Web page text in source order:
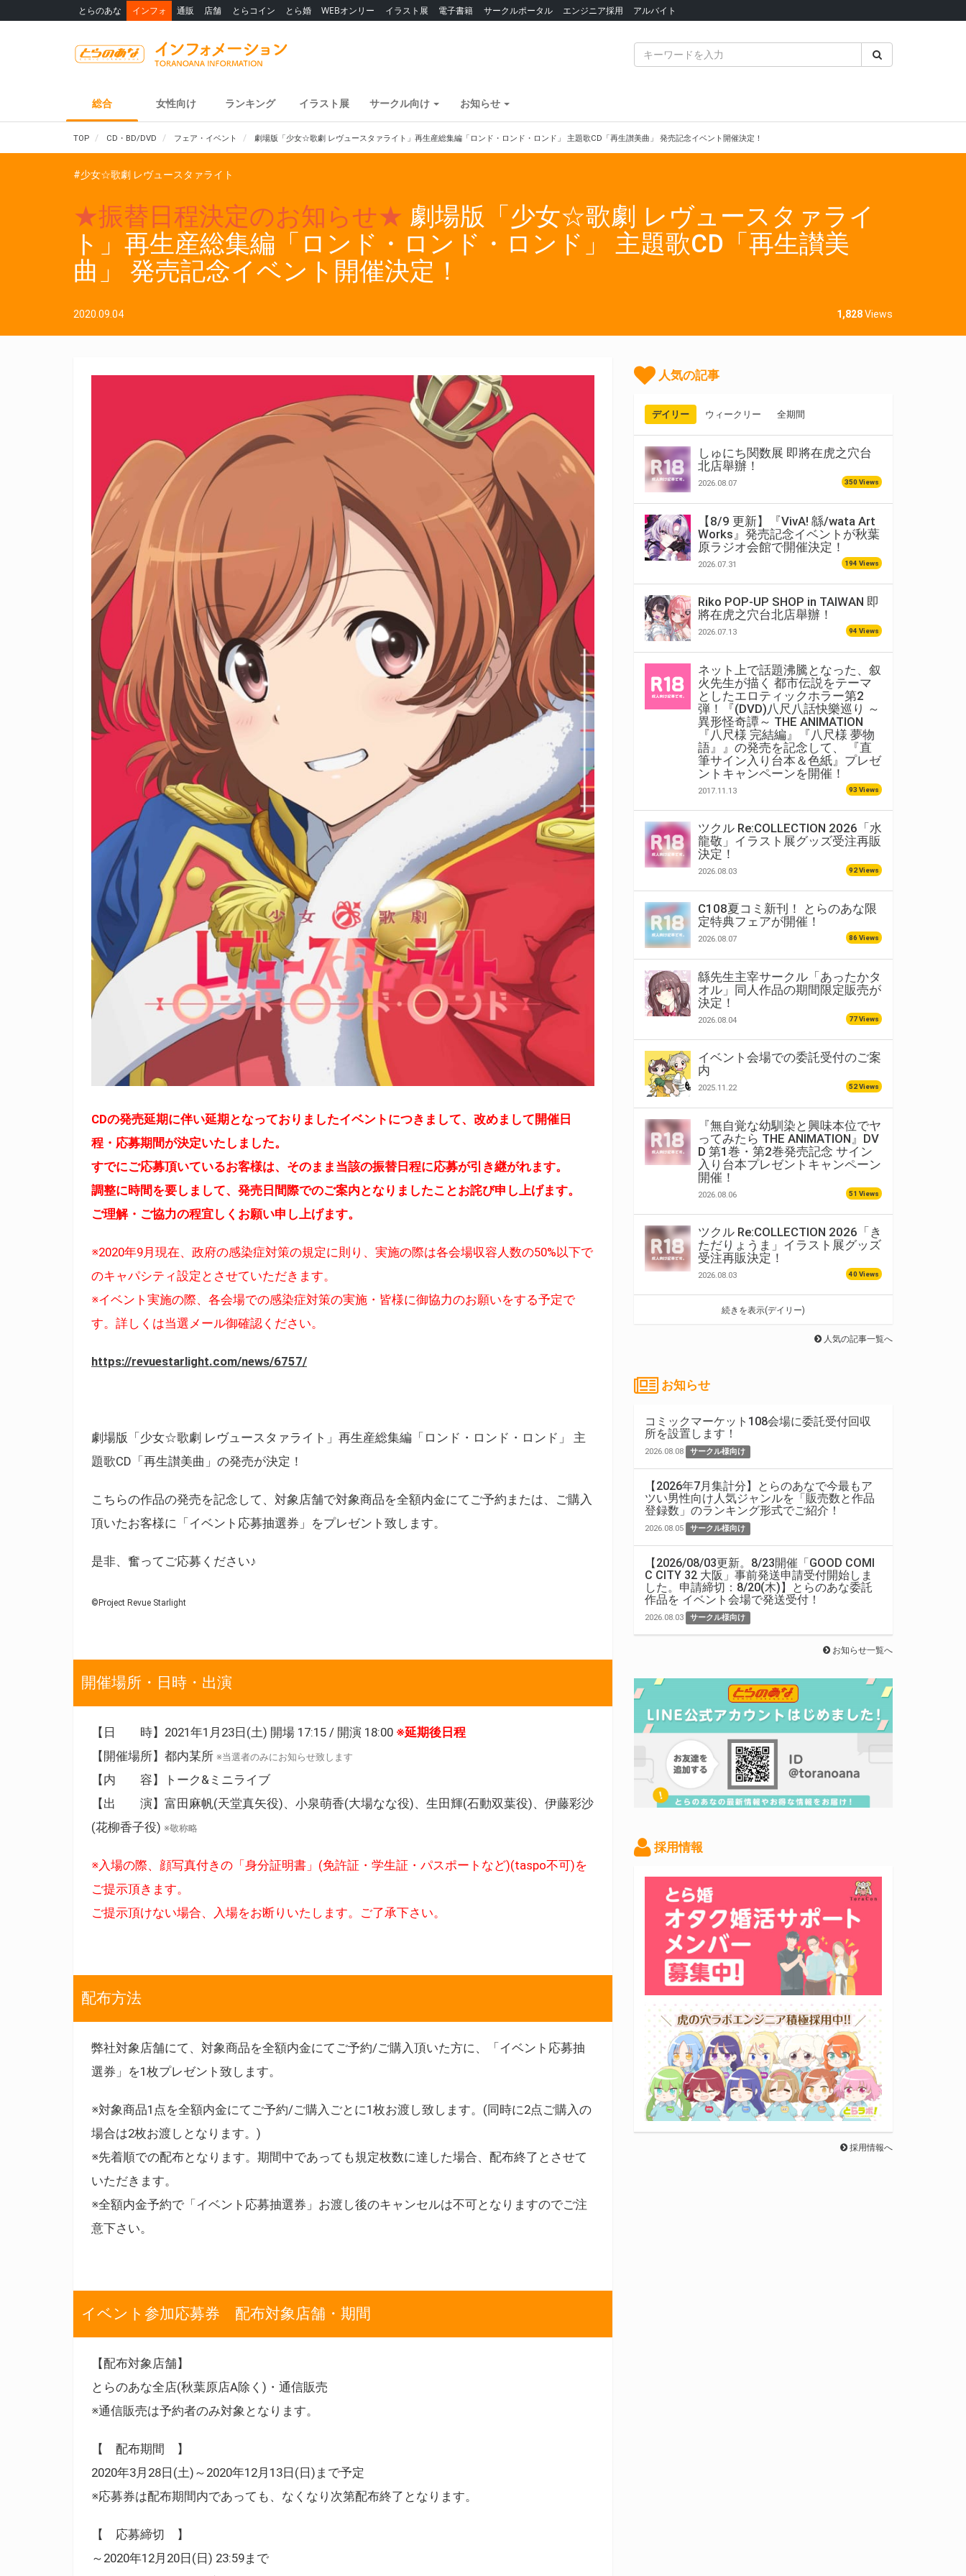
とらのあな インフォ 通販 店舗 とらコイン とら婚 WEBオンリー イラスト展 電子書籍 サークルポータル エンジニア採用 アルバイト
総合 女性向け ランキング イラスト展 サークル向け お知らせ
TOP CD・BD/DVD フェア・イベント 劇場版「少女☆歌劇 レヴュースタァライト」再生産総集編「ロンド・ロンド・ロンド」 主題歌CD「再生讃美曲」 発売記念イベント開催決定！
#少女☆歌劇 レヴュースタァライト
★振替日程決定のお知らせ★ 劇場版「少女☆歌劇 レヴュースタァライ
ト」再生産総集編「ロンド・ロンド・ロンド」 主題歌CD「再生讃美
曲」 発売記念イベント開催決定！
2020.09.04 1,828Views
CDの発売延期に伴い延期となっておりましたイベントにつきまして、改めまして開催日
程・応募期間が決定いたしました。
すでにご応募頂いているお客様は、そのまま当該の振替日程に応募が引き継がれます。
調整に時間を要しまして、発売日間際でのご案内となりましたことお詫び申し上げます。
ご理解・ご協力の程宜しくお願い申し上げます。
※2020年9月現在、政府の感染症対策の規定に則り、実施の際は各会場収容人数の50%以下で
のキャパシティ設定とさせていただきます。
※イベント実施の際、各会場での感染症対策の実施・皆様に御協力のお願いをする予定で
す。詳しくは当選メール御確認ください。
https://revuestarlight.com/news/6757/
劇場版「少女☆歌劇 レヴュースタァライト」再生産総集編「ロンド・ロンド・ロンド」 主
題歌CD「再生讃美曲」の発売が決定！
こちらの作品の発売を記念して、対象店舗で対象商品を全額内金にてご予約または、ご購入
頂いたお客様に「イベント応募抽選券」をプレゼント致します。
是非、奮ってご応募ください♪
©Project Revue Starlight
開催場所・日時・出演
【日 時】2021年1月23日(土) 開場 17:15 / 開演 18:00 ※延期後日程
【開催場所】都内某所 ※当選者のみにお知らせ致します
【内 容】トーク&ミニライブ
【出 演】富田麻帆(天堂真矢役)、小泉萌香(大場なな役)、生田輝(石動双葉役)、伊藤彩沙
(花柳香子役) ※敬称略
※入場の際、顔写真付きの「身分証明書」(免許証・学生証・パスポートなど)(taspo不可)を
ご提示頂きます。
ご提示頂けない場合、入場をお断りいたします。ご了承下さい。
配布方法
弊社対象店舗にて、対象商品を全額内金にてご予約/ご購入頂いた方に、「イベント応募抽
選券」を1枚プレゼント致します。
※対象商品1点を全額内金にてご予約/ご購入ごとに1枚お渡し致します。(同時に2点ご購入の
場合は2枚お渡しとなります。)
※先着順での配布となります。期間中であっても規定枚数に達した場合、配布終了とさせて
いただきます。
※全額内金予約で「イベント応募抽選券」お渡し後のキャンセルは不可となりますのでご注
意下さい。
イベント参加応募券 配布対象店舗・期間
【配布対象店舗】
とらのあな全店(秋葉原店A除く)・通信販売
※通信販売は予約者のみ対象となります。
【 配布期間 】
2020年3月28日(土)～2020年12月13日(日)まで予定
※応募券は配布期間内であっても、なくなり次第配布終了となります。
【 応募締切 】
～2020年12月20日(日) 23:59まで
人気の記事
デイリー ウィークリー 全期間
しゅにち関数展 即將在虎之穴台
北店舉辦！
2026.08.07 350 Views
【8/9 更新】『VivA! 緜/wata Art
Works』発売記念イベントが秋葉
原ラジオ会館で開催決定！
2026.07.31 194 Views
Riko POP-UP SHOP in TAIWAN 即
將在虎之穴台北店舉辦！
2026.07.13 94 Views
ネット上で話題沸騰となった、叙
火先生が描く 都市伝説をテーマ
としたエロティックホラー第2
弾！『(DVD)八尺八話快樂巡り ～
異形怪奇譚～ THE ANIMATION
『八尺様 完結編』『八尺様 夢物
語』』の発売を記念して、 『直
筆サイン入り台本＆色紙』プレゼ
ントキャンペーンを開催！
2017.11.13 93 Views
ツクル Re:COLLECTION 2026「水
龍敬」イラスト展グッズ受注再販
決定！
2026.08.03 92 Views
C108夏コミ新刊！ とらのあな限
定特典フェアが開催！
2026.08.07 86 Views
緜先生主宰サークル「あったかタ
オル」同人作品の期間限定販売が
決定！
2026.08.04 77 Views
イベント会場での委託受付のご案
内
2025.11.22 52 Views
『無自覚な幼馴染と興味本位でヤ
ってみたら THE ANIMATION』DV
D 第1巻・第2巻発売記念 サイン
入り台本プレゼントキャンペーン
開催！
2026.08.06 51 Views
ツクル Re:COLLECTION 2026「き
ただりょうま」イラスト展グッズ
受注再販決定！
2026.08.03 40 Views
続きを表示(デイリー)
人気の記事一覧へ
お知らせ
コミックマーケット108会場に委託受付回収
所を設置します！
2026.08.08 サークル様向け
【2026年7月集計分】とらのあなで今最もア
ツい男性向け人気ジャンルを「販売数と作品
登録数」のランキング形式でご紹介！
2026.08.05 サークル様向け
【2026/08/03更新。8/23開催「GOOD COMI
C CITY 32 大阪」事前発送申請受付開始しま
した。申請締切：8/20(木)】とらのあな委託
作品を イベント会場で発送受付！
2026.08.03 サークル様向け
お知らせ一覧へ
採用情報
採用情報へ